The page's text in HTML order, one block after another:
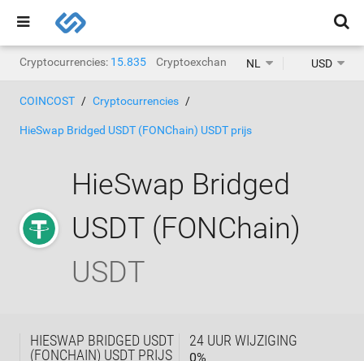
Cryptocurrencies: 15.835 Cryptoexchanges: 1.467
NL USD
COINCOST Cryptocurrencies
HieSwap Bridged USDT (FONChain) USDT prijs
HieSwap Bridged
USDT (FONChain)
USDT
HIESWAP BRIDGED USDT
(FONCHAIN) USDT PRIJS
24 UUR WIJZIGING
0%